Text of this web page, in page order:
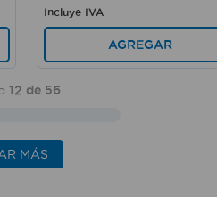
Incluye IVA
AGREGAR
12 de 56
MÁS